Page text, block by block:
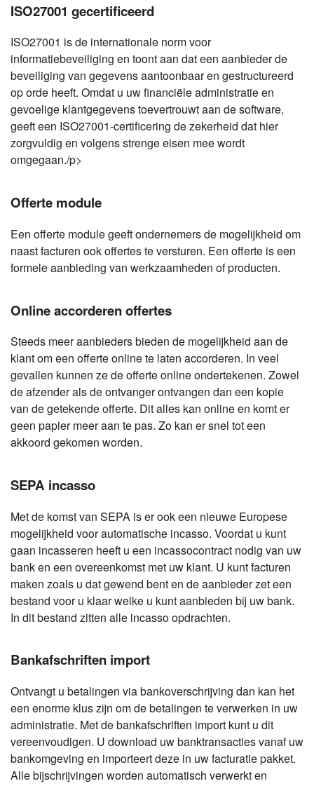
ISO27001 gecertificeerd
ISO27001 is de internationale norm voor
informatiebeveiliging en toont aan dat een aanbieder de
beveiliging van gegevens aantoonbaar en gestructureerd
op orde heeft. Omdat u uw financiële administratie en
gevoelige klantgegevens toevertrouwt aan de software,
geeft een ISO27001-certificering de zekerheid dat hier
zorgvuldig en volgens strenge eisen mee wordt
omgegaan./p>
Offerte module
Een offerte module geeft ondernemers de mogelijkheid om
naast facturen ook offertes te versturen. Een offerte is een
formele aanbieding van werkzaamheden of producten.
Online accorderen offertes
Steeds meer aanbieders bieden de mogelijkheid aan de
klant om een offerte online te laten accorderen. In veel
gevallen kunnen ze de offerte online ondertekenen. Zowel
de afzender als de ontvanger ontvangen dan een kopie
van de getekende offerte. Dit alles kan online en komt er
geen papier meer aan te pas. Zo kan er snel tot een
akkoord gekomen worden.
SEPA incasso
Met de komst van SEPA is er ook een nieuwe Europese
mogelijkheid voor automatische incasso. Voordat u kunt
gaan incasseren heeft u een incassocontract nodig van uw
bank en een overeenkomst met uw klant. U kunt facturen
maken zoals u dat gewend bent en de aanbieder zet een
bestand voor u klaar welke u kunt aanbieden bij uw bank.
In dit bestand zitten alle incasso opdrachten.
Bankafschriften import
Ontvangt u betalingen via bankoverschrijving dan kan het
een enorme klus zijn om de betalingen te verwerken in uw
administratie. Met de bankafschriften import kunt u dit
vereenvoudigen. U download uw banktransacties vanaf uw
bankomgeving en importeert deze in uw facturatie pakket.
Alle bijschrijvingen worden automatisch verwerkt en